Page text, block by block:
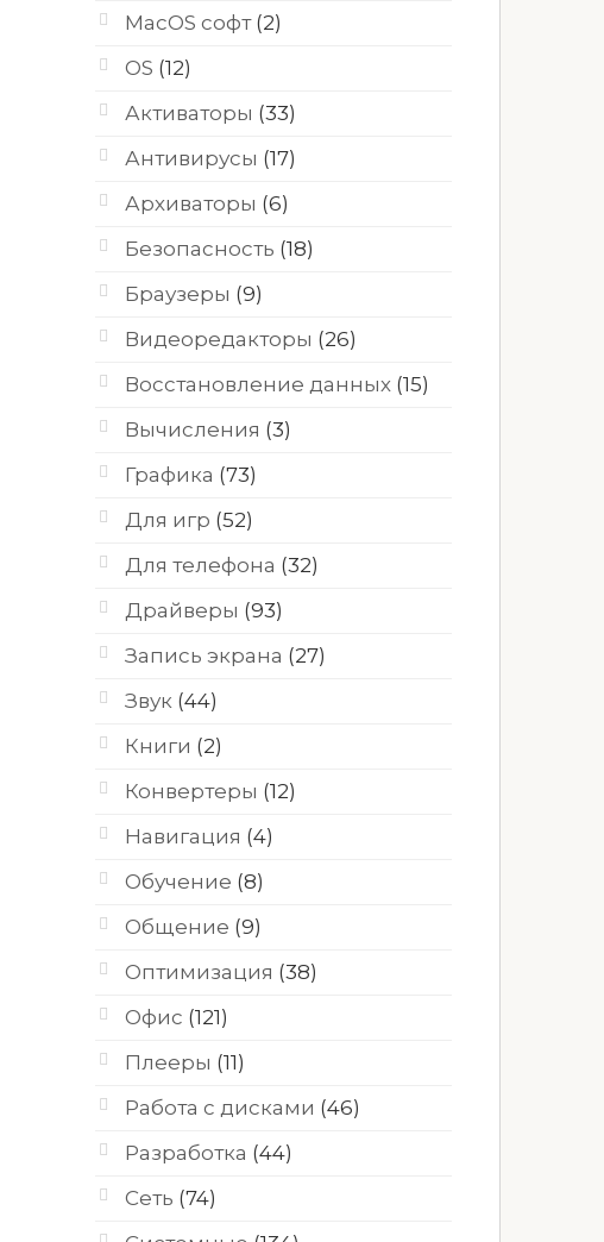
MacOS софт(2)
OS (12)
Активаторы (33)
Антивирусы (17)
Архиваторы (6)
Безопасность (18)
Браузеры (9)
Видеоредакторы (26)
Восстановление данных (15)
Вычисления (3)
Графика (73)
Для игр (52)
Для телефона (32)
Драйверы (93)
Запись экрана (27)
Звук (44)
Книги (2)
Конвертеры (12)
Навигация (4)
Обучение (8)
Общение (9)
Оптимизация (38)
Офис (121)
Плееры (11)
Работа с дисками (46)
Разработка (44)
Сеть (74)